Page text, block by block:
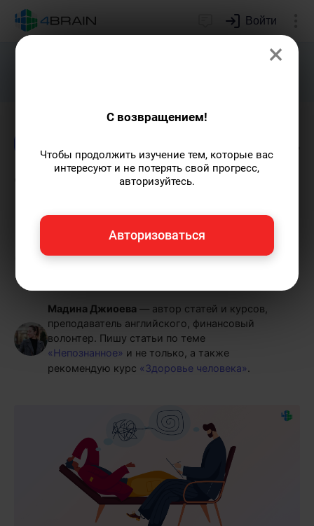
Войти
Подарим индивидуальный план
9 самых необычных
прошлом, настоящем и
будущем
Мадина Джиоева — автор статей и курсов,
преподаватель английского, финансовый
волонтер. Пишу статьи по теме
«Непознанное» и не только, а также
рекомендую курс «Здоровье человека».
×
С возвращением!
Чтобы продолжить изучение тем, которые вас
интересуют и не потерять свой прогресс,
авторизуйтесь.
Авторизоваться